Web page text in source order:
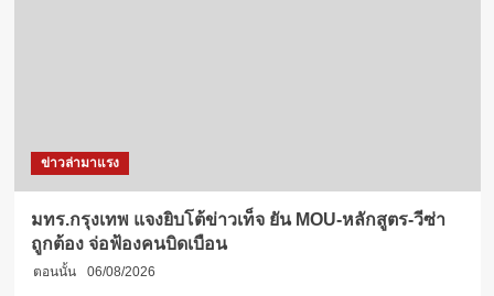
ข่าวล่ามาแรง
มทร.กรุงเทพ แจงยิบโต้ข่าวเท็จ ยัน MOU-หลักสูตร-วีซ่า
ถูกต้อง จ่อฟ้องคนบิดเบือน
ตอนนั้น 06/08/2026